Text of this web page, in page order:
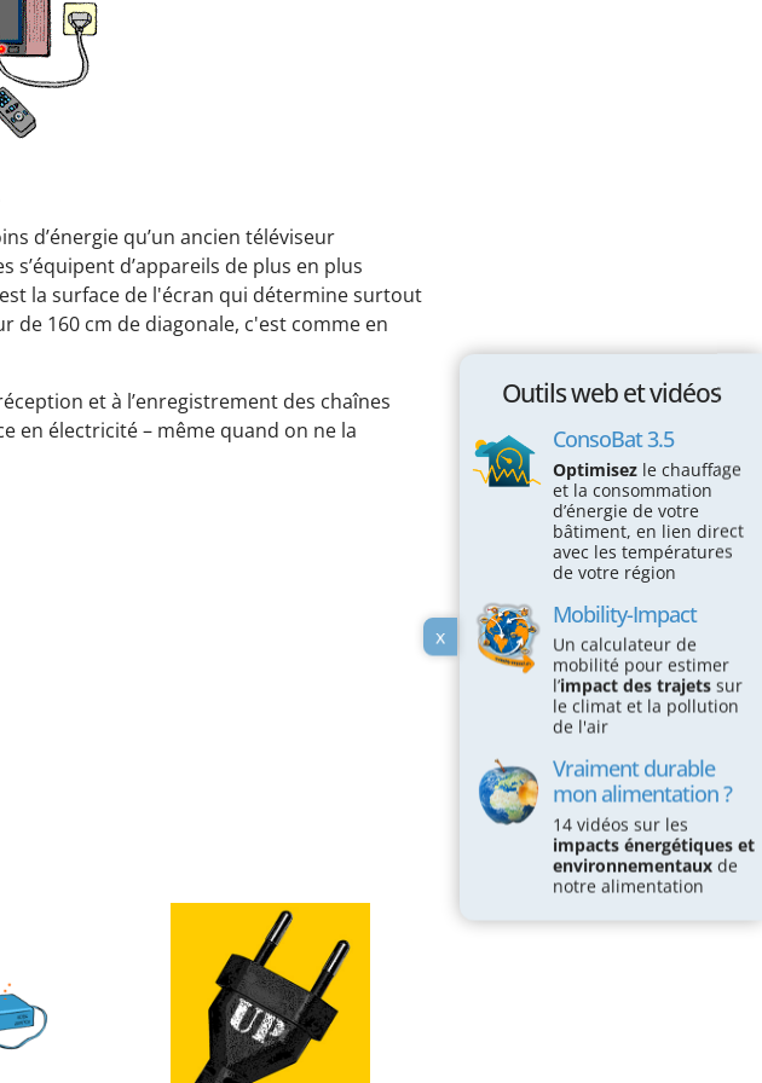
Espace éducatif
Coin des écoles
Outils web et vidéos
ConsoBat 3.5
Vraiment durable mon alimentation?
d’énergie qu’un ancien téléviseur
d’appareils de plus en plus
la surface de l'écran qui détermine surtout
de 160 cm de diagonale, c'est comme en
et à l’enregistrement des chaînes
en électricité – même quand on ne la
x
Outils web et vidéos
ConsoBat 3.5
Optimisez le chauffage
et la consommation
d’énergie de votre
bâtiment, en lien direct
avec les températures
de votre région
Mobility-Impact
Un calculateur de
mobilité pour estimer
l’impact des trajets sur
le climat et la pollution
de l'air
Vraiment durable
mon alimentation ?
14 vidéos sur les
impacts énergétiques et
environnementaux de
notre alimentation